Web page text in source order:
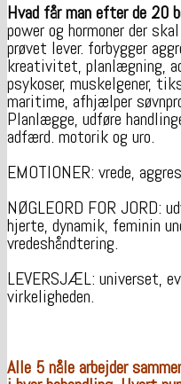
Hvad får man efter de 20
power og hormoner der
prøvet lever. forbygger
kreativitet, planlægning,
psykoser, muskelgener,
maritime, afhjælper
Planlægge, udføre
adfærd. motorik og uro.
EMOTIONER: vrede,
NØGLEORD FOR JORD:
hjerte, dynamik, feminin
vredeshåndtering.
LEVERSJÆL: universet,
virkeligheden.
Alle 5 nåle arbejder